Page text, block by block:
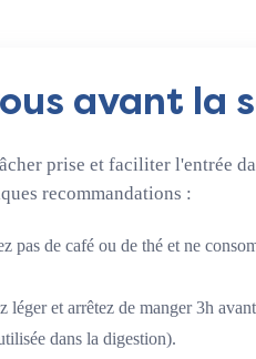
avant la
prise et faciliter l'entrée
recommandations :
pas de café ou de thé et ne
léger et arrêtez de manger 3h
dans la digestion).